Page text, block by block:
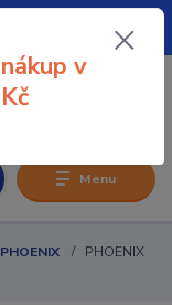
Menu
PHOENIX
v